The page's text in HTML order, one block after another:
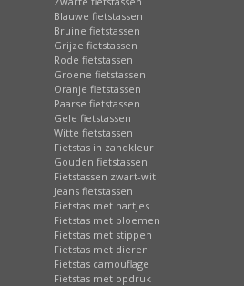
Blauwe fietstassen
Bruine fietstassen
Grijze fietstassen
Rode fietstassen
Groene fietstassen
Oranje fietstassen
Paarse fietstassen
Gele fietstassen
Witte fietstassen
Fietstas in zandkleur
Gouden fietstassen
Fietstassen zwart-wit
Jeans fietstassen
Fietstas met hartjes
Fietstas met bloemen
Fietstas met stippen
Fietstas met dieren
Fietstas camouflage
Fietstas met opdruk